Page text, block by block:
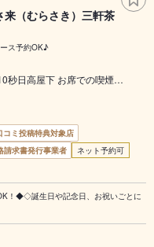
（むらさき）三軒茶
ス予約OK♪
秒日高屋下 お席での喫煙…
コミ投稿特典対象店
請求書発行事業者
ネット予約可
！◆◇誕生日や記念日、お祝いごとに